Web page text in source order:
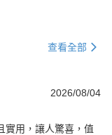
查看全部
2026/08/04
實用，讓人驚喜，值